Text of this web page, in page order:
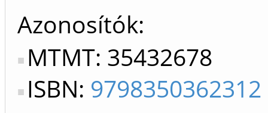
Azonosítók
MTMT: 35432678
ISBN: 9798350362312